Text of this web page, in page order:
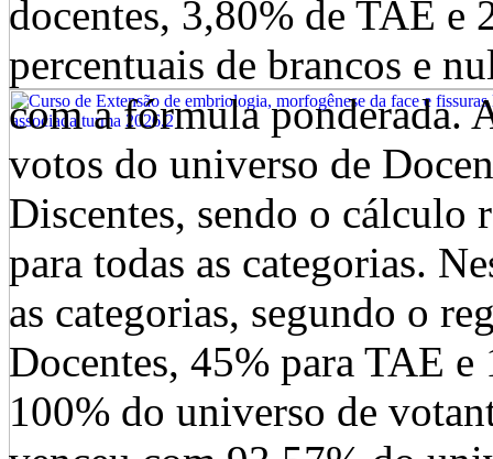
docentes, 3,80% de TAE e
percentuais de brancos e
com a fórmula ponderada.
votos do universo de
Discentes, sendo o cálculo
para todas as categorias.
as categorias, segundo o
Docentes, 45% para TAE
100% do universo de